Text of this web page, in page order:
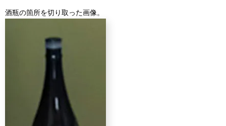
酒瓶の箇所を切り取った画像。